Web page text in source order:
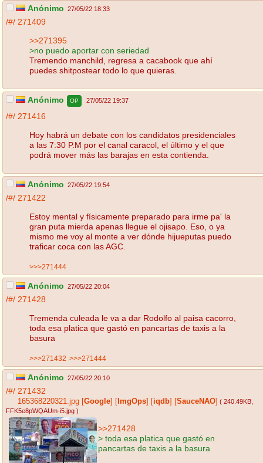
Anónimo 27/05/22 18:33
/#/ 271409
>>271395
>no puedo aportar con seriedad
Tremendo manchild, regresa a cacabook que ahí
puedes shitpostear todo lo que quieras.
Anónimo OP 27/05/22 19:37
/#/ 271416
Hoy habrá un debate con los candidatos presidenciales
a las 7:30 P.M por el canal caracol, el último y el que
podrá mover más las barajas en esta contienda.
Anónimo 27/05/22 19:54
/#/ 271422
Estoy mental y físicamente preparado para irme pa' la
gran puta mierda apenas llegue el ojisapo. Eso, o ya
mismo me voy al monte a ver dónde hijueputas puedo
traficar coca con las AGC.
>>>271444
Anónimo 27/05/22 20:04
/#/ 271428
Tremenda culeada le va a dar Rodolfo al paisa cacorro,
toda esa platica que gastó en pancartas de taxis a la
basura
>>>271432 >>>271444
Anónimo 27/05/22 20:10
/#/ 271432
165368220321.jpg Google ImgOps iqdb SauceNAO ( 240.49KB
FFK5e8pWQAUm-i5.jpg )
>>271428
> toda esa platica que gastó en
pancartas de taxis a la basura